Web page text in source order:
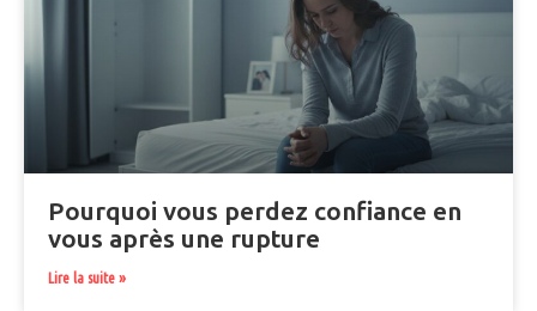
Pourquoi vous perdez confiance en
vous après une rupture
Lire la suite »